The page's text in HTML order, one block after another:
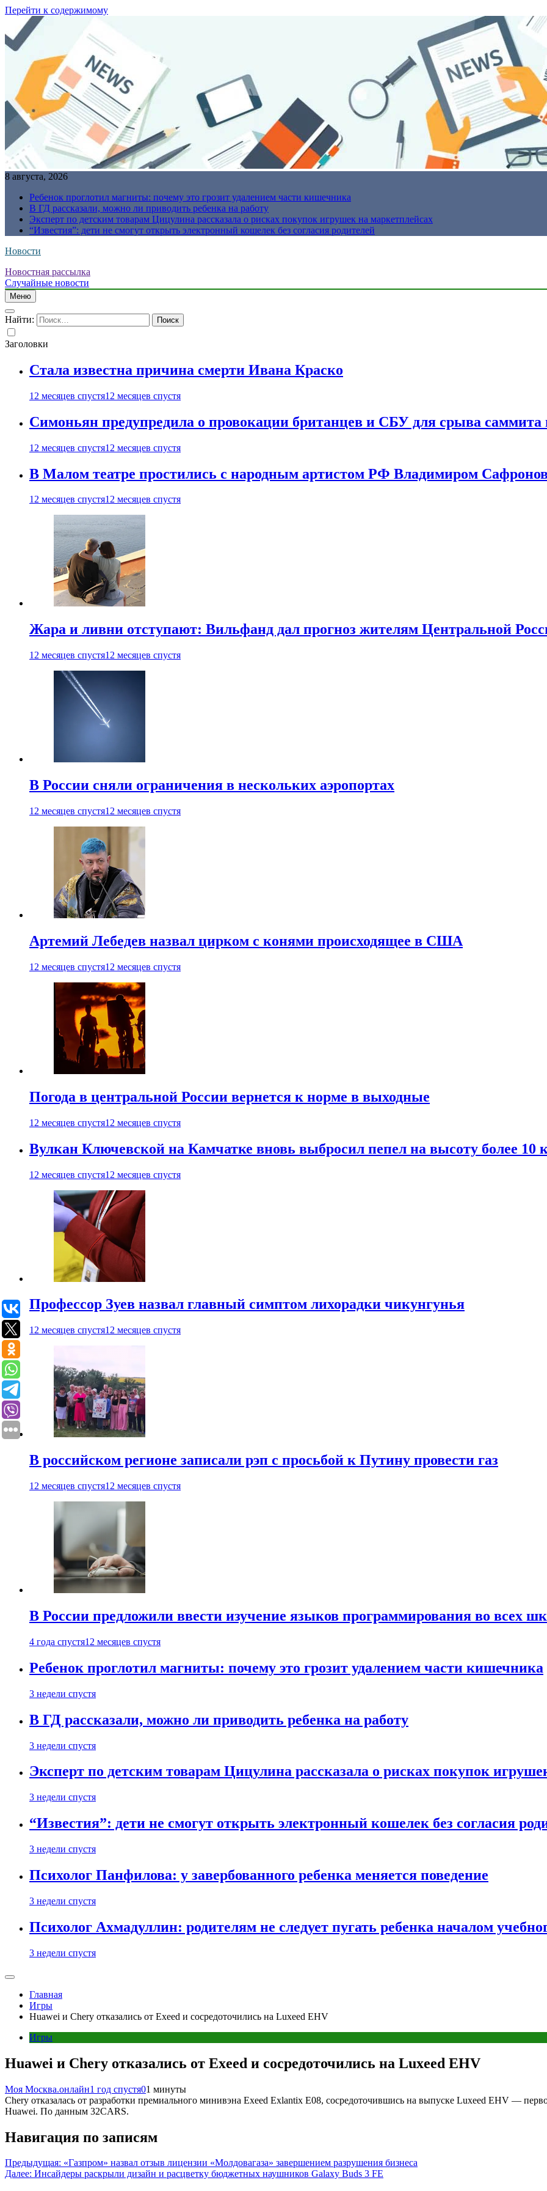
Перейти к содержимому
8 августа, 2026
Ребенок проглотил магниты: почему это грозит удалением части кишечника
В ГД рассказали, можно ли приводить ребенка на работу
Эксперт по детским товарам Цицулина рассказала о рисках покупок игрушек на маркетплейсах
“Известия”: дети не смогут открыть электронный кошелек без согласия родителей
Новости
Новостная рассылка
Случайные новости
Меню
Найти:
Заголовки
Стала известна причина смерти Ивана Краско
12 месяцев спустя12 месяцев спустя
Симоньян предупредила о провокации британцев и СБУ для срыва саммита
12 месяцев спустя12 месяцев спустя
В Малом театре простились с народным артистом РФ Владимиром
12 месяцев спустя12 месяцев спустя
Жара и ливни отступают: Вильфанд дал прогноз жителям Центральной
12 месяцев спустя12 месяцев спустя
В России сняли ограничения в нескольких аэропортах
12 месяцев спустя12 месяцев спустя
Артемий Лебедев назвал цирком с конями происходящее в США
12 месяцев спустя12 месяцев спустя
Погода в центральной России вернется к норме в выходные
12 месяцев спустя12 месяцев спустя
Вулкан Ключевской на Камчатке вновь выбросил пепел на высоту более 10
12 месяцев спустя12 месяцев спустя
Профессор Зуев назвал главный симптом лихорадки чикунгунья
12 месяцев спустя12 месяцев спустя
В российском регионе записали рэп с просьбой к Путину провести газ
12 месяцев спустя12 месяцев спустя
В России предложили ввести изучение языков программирования во всех
4 года спустя12 месяцев спустя
Ребенок проглотил магниты: почему это грозит удалением части кишечника
3 недели спустя
В ГД рассказали, можно ли приводить ребенка на работу
3 недели спустя
Эксперт по детским товарам Цицулина рассказала о рисках покупок
3 недели спустя
“Известия”: дети не смогут открыть электронный кошелек без согласия
3 недели спустя
Психолог Панфилова: у завербованного ребенка меняется поведение
3 недели спустя
Психолог Ахмадуллин: родителям не следует пугать ребенка началом
3 недели спустя
Главная
Игры
Huawei и Chery отказались от Exeed и сосредоточились на Luxeed EHV
Игры
Huawei и Chery отказались от Exeed и сосредоточились на Luxeed EHV
Моя Москва.онлайн1 год спустя01 минуты
Chery отказалась от разработки премиального минивэна Exeed Exlantix E08, сосредоточившись на выпуске Luxeed EHV —
Huawei. По данным 32CARS.
Навигация по записям
Предыдущая: «Газпром» назвал отзыв лицензии «Молдовагаза» завершением разрушения бизнеса
Далее: Инсайдеры раскрыли дизайн и расцветку бюджетных наушников Galaxy Buds 3 FE